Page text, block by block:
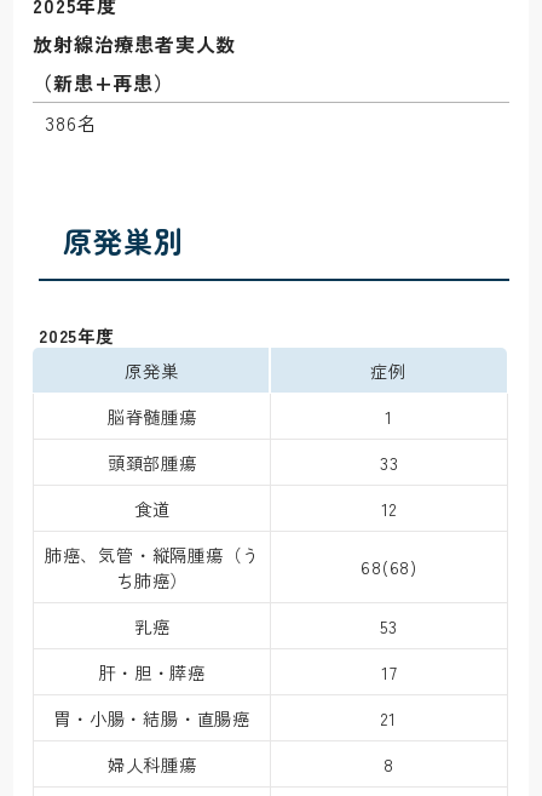
放射線治療患者実人数
（新患+再患）
386名
原発巣別
2025年度
原発巣
症例
脳脊髄腫瘍
1
頭頚部腫瘍
33
食道
12
肺癌、気管・縦隔腫瘍（う
ち肺癌）
68(68)
乳癌
53
肝・胆・膵癌
17
胃・小腸・結腸・直腸癌
21
婦人科腫瘍
8